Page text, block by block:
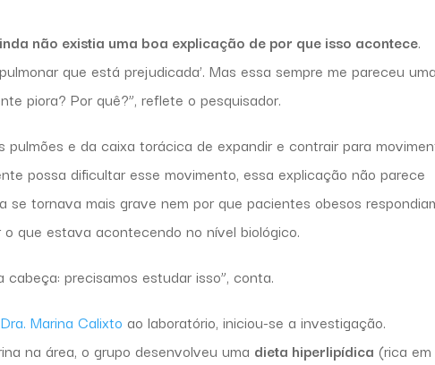
não existia uma boa explicação de por que isso acontece.
que está prejudicada’. Mas essa sempre me pareceu uma
piora? Por quê?”, reflete o pesquisador.
e da caixa torácica de expandir e contrair para
possa dificultar esse movimento, essa explicação não parece
tornava mais grave nem por que pacientes obesos
que estava acontecendo no nível biológico.
precisamos estudar isso”, conta.
Dra. Marina Calixto ao laboratório, iniciou-se a investigação.
na área, o grupo desenvolveu uma dieta hiperlipídica (rica em